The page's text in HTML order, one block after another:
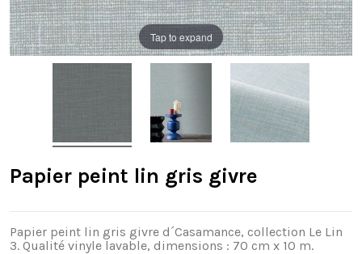
Tap to expand
Papier peint lin gris givre
Papier peint lin gris givre d´Casamance, collection Le Lin
3. Qualité vinyle lavable, dimensions : 70 cm x 10 m.